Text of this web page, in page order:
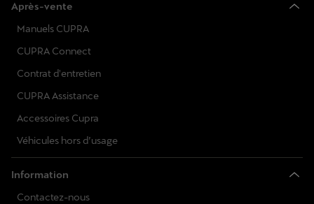
Après-vente
Manuels CUPRA
CUPRA Connect
Contrat d'entretien
CUPRA Assistance
Accessoires Cupra
Véhicules hors d’usage
Information
Contactez-nous